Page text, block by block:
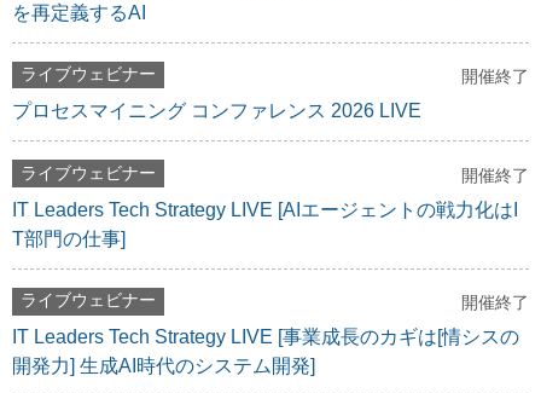
を再定義するAI
ライブウェビナー 開催終了
プロセスマイニング コンファレンス 2026 LIVE
ライブウェビナー 開催終了
IT Leaders Tech Strategy LIVE [AIエージェントの戦力化はI
T部門の仕事]
ライブウェビナー 開催終了
IT Leaders Tech Strategy LIVE [事業成長のカギは[情シスの
開発力] 生成AI時代のシステム開発]